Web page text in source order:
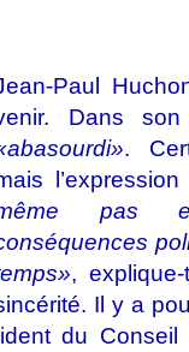
Paul
Dans
.
pas
,
Il y a
du